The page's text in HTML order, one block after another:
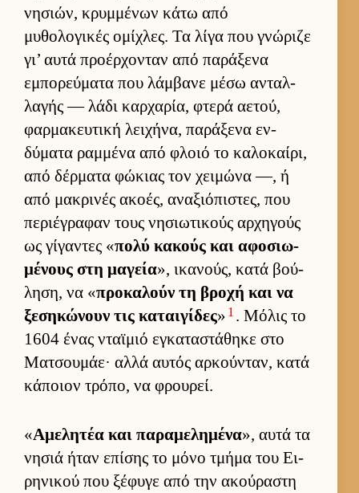
νησιών, κρυμ­μένων κάτω από
μυθολογικές ομίχλες. Τα λίγα που γνώριζε
γι’ αυτά προέρ­χονταν από παράξενα
εμπορεύ­ματα που λάμ­βανε μέσω ανταλ­
λαγής — λάδι καρ­χαρία, φτερά αετού,
φαρ­μακευ­τική λει­χήνα, παράξενα εν­
δύματα ραμ­μένα από φλοιό το καλοκαί­ρι,
από δέρ­ματα φώκιας τον χει­μώνα —, ή
από μακρινές ακοές, αναξιόπιστες, που
περιέγραφαν τους νησιω­τικούς αρ­χηγούς
ως γίγαντες «πολύ κακούς και αφοσιω­
μένους στη μαγεία», ικανούς, κατά βού­
ληση, να «προκαλούν τη βροχή και να
ξεσηκώνουν τις καται­γίδες» 1 . Μόλις το
1604 ένας νταϊμιό εγκαταστάθηκε στο
Ματσου­μάε· αλλά αυ­τός αρ­κού­νταν, κατά
κάποιον τρόπο, να φρου­ρεί.
«Αμελητέα και παραμελημένα», αυτά τα
νησιά ήταν επίσης το μόνο τμήμα του Ει­
ρηνικού που ξέφυγε από την ακού­ραστη